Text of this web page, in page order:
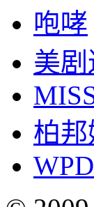
咆哮
美剧
柏邦